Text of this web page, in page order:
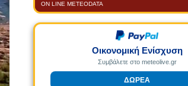
ON LINE METEODATA
Οικονομική Ενίσχυση
Συμβάλετε στο meteolive.gr
ΔΩΡΕΑ